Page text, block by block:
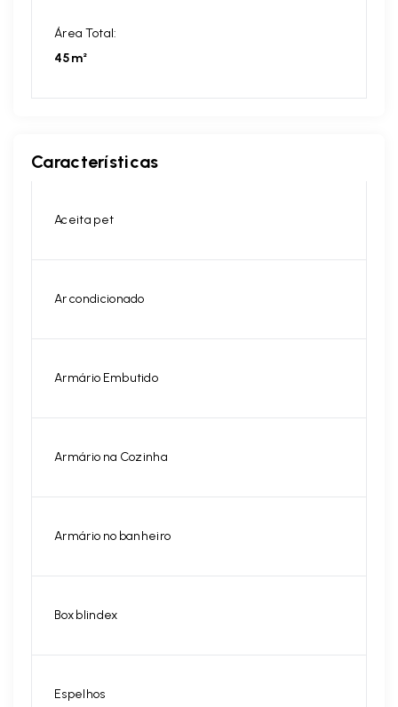
Área Total:
45m²
Características
Aceita pet
Ar condicionado
Armário Embutido
Armário na Cozinha
Armário no banheiro
Box blindex
Espelhos